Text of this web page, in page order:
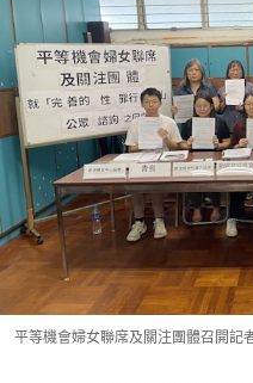
平等機會婦女聯席及關注團體召開記